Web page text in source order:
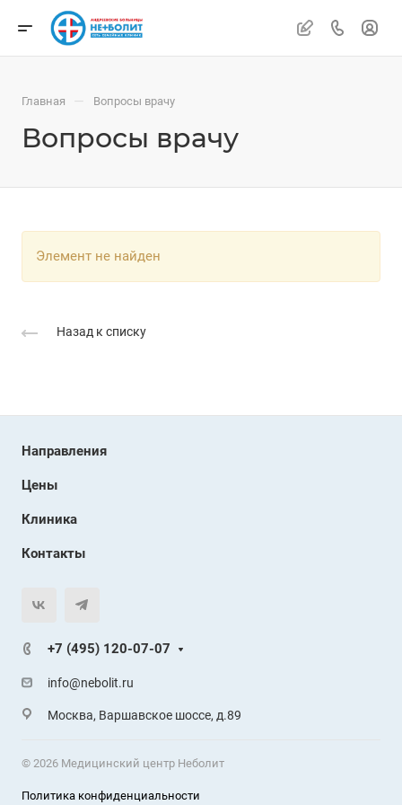
Главная — Вопросы врачу
Вопросы врачу
Элемент не найден
Назад к списку
Направления
Цены
Клиника
Контакты
+7 (495) 120-07-07
info@nebolit.ru
Москва, Варшавское шоссе, д.89
© 2026 Медицинский центр Неболит
Политика конфиденциальности